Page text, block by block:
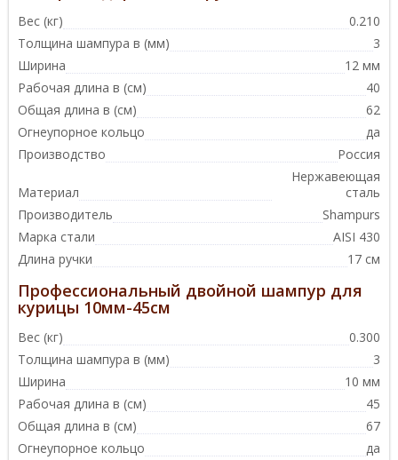
Вес (кг)
0.210
Толщина шампура в (мм)
3
Ширина
12 мм
Рабочая длина в (см)
40
Общая длина в (см)
62
Огнеупорное кольцо
да
Производство
Россия
Материал
Нержавеющая
сталь
Производитель
Shampurs
Марка стали
AISI 430
Длина ручки
17 см
Профессиональный двойной шампур для
курицы 10мм-45см
Вес (кг)
0.300
Толщина шампура в (мм)
3
Ширина
10 мм
Рабочая длина в (см)
45
Общая длина в (см)
67
Огнеупорное кольцо
да